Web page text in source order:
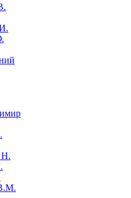
Н.